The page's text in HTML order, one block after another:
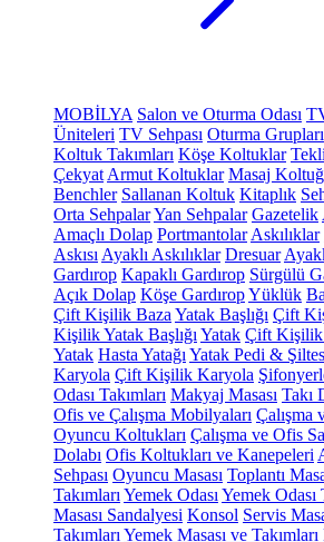
MOBİLYA Salon ve Oturma Odası
Üniteleri TV Sehpası Oturma Grupları
Koltuk Takımları Köşe Koltuklar
Çekyat Armut Koltuklar Masaj
Benchler Sallanan Koltuk Kitaplık
Orta SehpalarYan Sehpalar Gazetelik
Amaçlı Dolap Portmantolar Askılıklar
Askısı Ayaklı Askılıklar Dresuar
Gardırop Kapaklı Gardırop Sürgülü
Açık Dolap Köşe GardıropYüklük
Çift Kişilik Baza Yatak Başlığı Çift
Kişilik Yatak Başlığı Yatak Çift Kişilik
Yatak Hasta Yatağı Yatak Pedi &
Karyola Çift Kişilik Karyola
Odası Takımları Makyaj Masası Takı
Ofis ve Çalışma Mobilyaları Çalışma
Oyuncu Koltukları Çalışma ve Ofis
Dolabı Ofis Koltukları ve Kanepeleri
Sehpası Oyuncu Masası Toplantı
Takımları Yemek Odası Yemek Odası
Masası Sandalyesi Konsol Servis
Takımları Yemek Masası ve Takımları